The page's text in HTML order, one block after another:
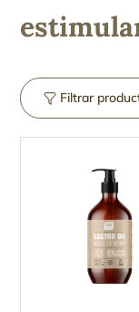
Filtrar